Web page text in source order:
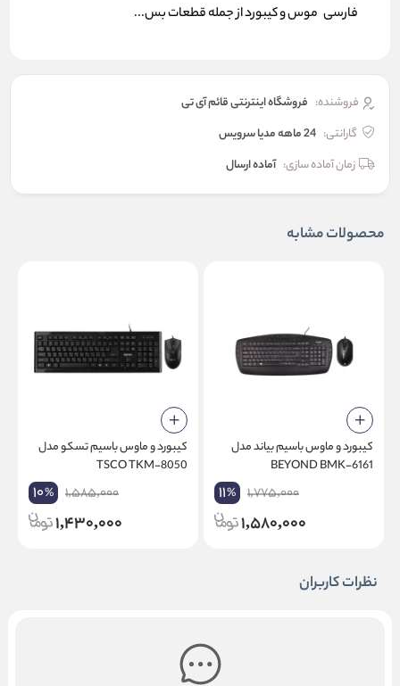
فارسی موس و کیبورد از جمله قطعات بس...
فروشنده: فروشگاه اینترنتی قائم آی تی
گارانتی: 24 ماهه مدیا سرویس
زمان آماده سازی: آماده ارسال
محصولات مشابه
کیبورد و ماوس باسیم بیاند مدل
BEYOND BMK-6161
1,775,000
11%
1,580,000
کیبورد و ماوس باسیم تسکو مدل
TSCO TKM-8050
1,585,000
10%
1,430,000
نظرات کاربران